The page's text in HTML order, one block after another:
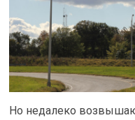
Но недалеко